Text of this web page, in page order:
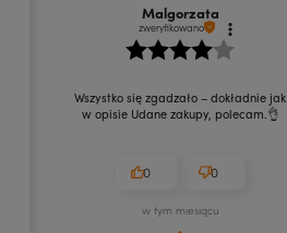
Malgorzata
zweryfikowano
Wszystko się zgadzało – dokładnie jak
w opisie Udane zakupy, polecam.👌
0 0
w tym miesiącu